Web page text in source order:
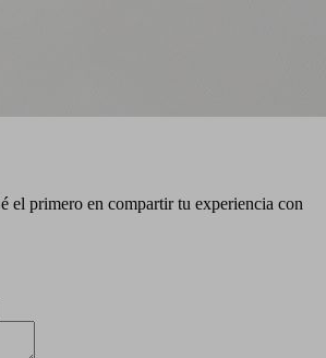
el primero en compartir tu experiencia con